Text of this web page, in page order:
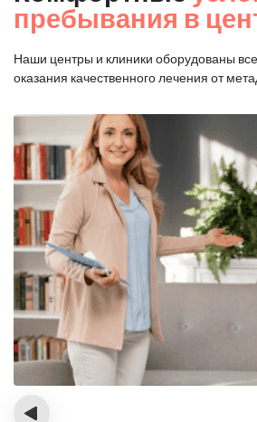
пребывания в
Наши центры и клиники оборудованы
оказания качественного лечения от
‹